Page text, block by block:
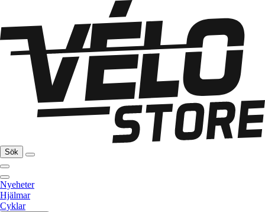
Sök
Nyeheter
Hjälmar
Cyklar